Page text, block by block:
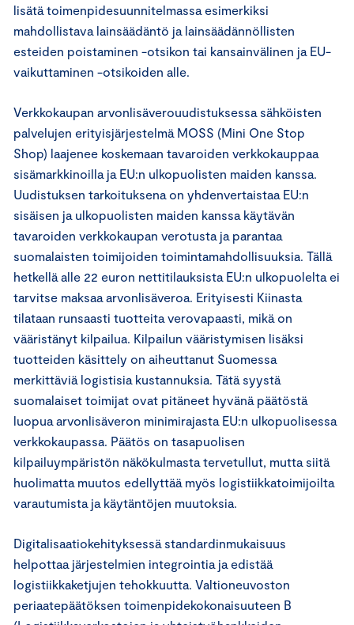
lisätä toimenpidesuunnitelmassa esimerkiksi
mahdollistava lainsäädäntö ja lainsäädännöllisten
esteiden poistaminen -otsikon tai kansainvälinen ja EU-
vaikuttaminen -otsikoiden alle.
Verkkokaupan arvonlisäverouudistuksessa sähköisten
palvelujen erityisjärjestelmä MOSS (Mini One Stop
Shop) laajenee koskemaan tavaroiden verkkokauppaa
sisämarkkinoilla ja EU:n ulkopuolisten maiden kanssa.
Uudistuksen tarkoituksena on yhdenvertaistaa EU:n
sisäisen ja ulkopuolisten maiden kanssa käytävän
tavaroiden verkkokaupan verotusta ja parantaa
suomalaisten toimijoiden toimintamahdollisuuksia. Tällä
hetkellä alle 22 euron nettitilauksista EU:n ulkopuolelta ei
tarvitse maksaa arvonlisäveroa. Erityisesti Kiinasta
tilataan runsaasti tuotteita verovapaasti, mikä on
vääristänyt kilpailua. Kilpailun vääristymisen lisäksi
tuotteiden käsittely on aiheuttanut Suomessa
merkittäviä logistisia kustannuksia. Tätä syystä
suomalaiset toimijat ovat pitäneet hyvänä päätöstä
luopua arvonlisäveron minimirajasta EU:n ulkopuolisessa
verkkokaupassa. Päätös on tasapuolisen
kilpailuympäristön näkökulmasta tervetullut, mutta siitä
huolimatta muutos edellyttää myös logistiikkatoimijoilta
varautumista ja käytäntöjen muutoksia.
Digitalisaatiokehityksessä standardinmukaisuus
helpottaa järjestelmien integrointia ja edistää
logistiikkaketjujen tehokkuutta. Valtioneuvoston
periaatepäätöksen toimenpidekokonaisuuteen B